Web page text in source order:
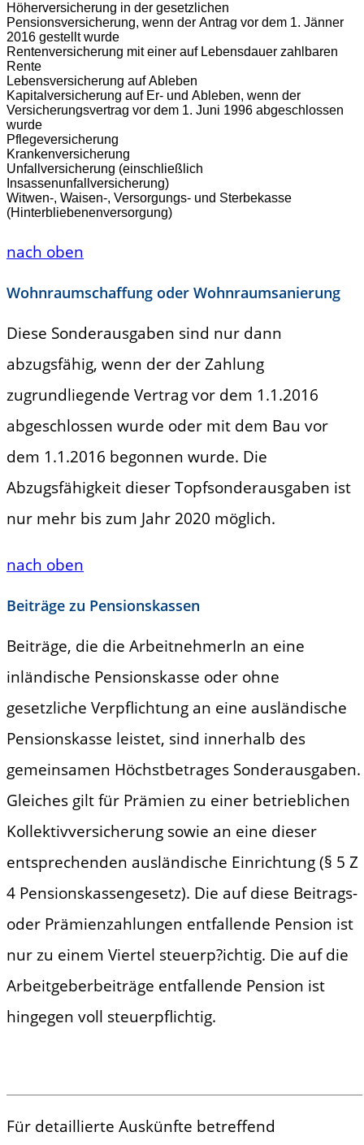
Höherversicherung in der gesetzlichen
Pensionsversicherung, wenn der Antrag vor dem 1. Jänner
2016 gestellt wurde
Rentenversicherung mit einer auf Lebensdauer zahlbaren
Rente
Lebensversicherung auf Ableben
Kapitalversicherung auf Er- und Ableben, wenn der
Versicherungsvertrag vor dem 1. Juni 1996 abgeschlossen
wurde
Pflegeversicherung
Krankenversicherung
Unfallversicherung (einschließlich
Insassenunfallversicherung)
Witwen-, Waisen-, Versorgungs- und Sterbekasse
(Hinterbliebenenversorgung)
nach oben
Wohnraumschaffung oder Wohnraumsanierung
Diese Sonderausgaben sind nur dann
abzugsfähig, wenn der der Zahlung
zugrundliegende Vertrag vor dem 1.1.2016
abgeschlossen wurde oder mit dem Bau vor
dem 1.1.2016 begonnen wurde. Die
Abzugsfähigkeit dieser Topfsonderausgaben ist
nur mehr bis zum Jahr 2020 möglich.
nach oben
Beiträge zu Pensionskassen
Beiträge, die die ArbeitnehmerIn an eine
inländische Pensionskasse oder ohne
gesetzliche Verpflichtung an eine ausländische
Pensionskasse leistet, sind innerhalb des
gemeinsamen Höchstbetrages Sonderausgaben.
Gleiches gilt für Prämien zu einer betrieblichen
Kollektivversicherung sowie an eine dieser
entsprechenden ausländische Einrichtung (§ 5 Z
4 Pensionskassengesetz). Die auf diese Beitrags-
oder Prämienzahlungen entfallende Pension ist
nur zu einem Viertel steuerp?ichtig. Die auf die
Arbeitgeberbeiträge entfallende Pension ist
hingegen voll steuerpflichtig.
Für detaillierte Auskünfte betreffend